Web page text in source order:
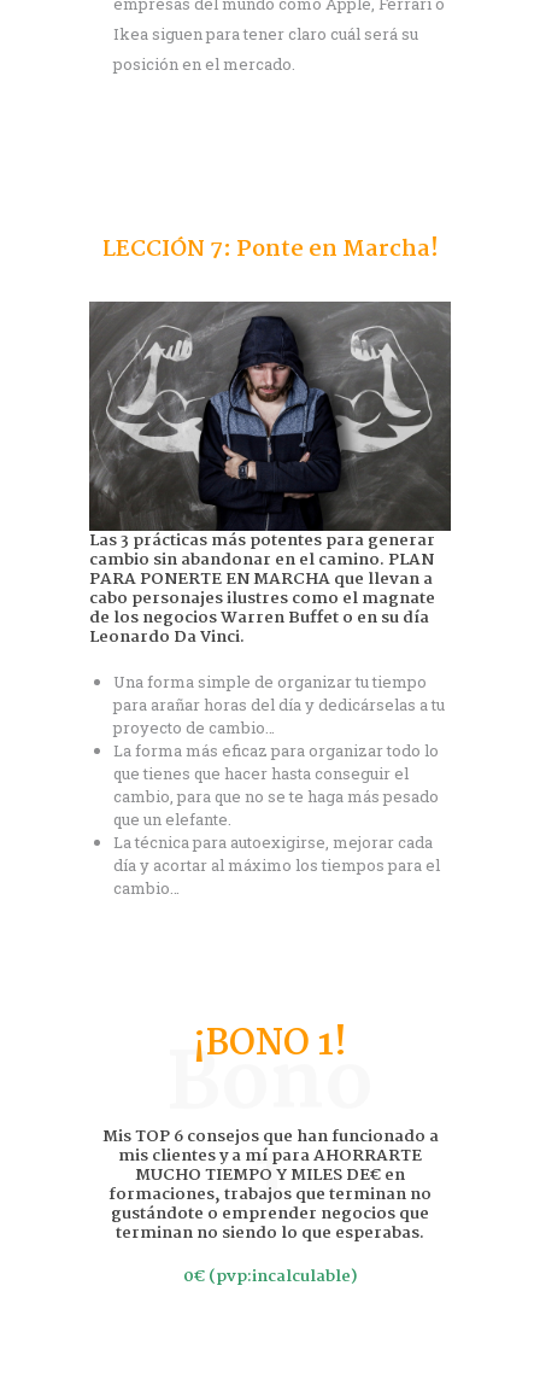
Ikea siguen para tener claro cuál será su
posición en el mercado.
LECCIÓN 7: Ponte en Marcha!
Las 3 prácticas más potentes para generar
cambio sin abandonar en el camino. PLAN
PARA PONERTE EN MARCHA que llevan a
cabo personajes ilustres como el magnate
de los negocios Warren Buffet o en su día
Leonardo Da Vinci.
Una forma simple de organizar tu tiempo
para arañar horas del día y dedicárselas a tu
proyecto de cambio…
La forma más eficaz para organizar todo lo
que tienes que hacer hasta conseguir el
cambio, para que no se te haga más pesado
que un elefante.
La técnica para autoexigirse, mejorar cada
día y acortar al máximo los tiempos para el
cambio…
¡BONO 1!
Bono
1
Mis TOP 6 consejos que han funcionado a
mis clientes y a mí para AHORRARTE
MUCHO TIEMPO Y MILES DE€ en
formaciones, trabajos que terminan no
gustándote o emprender negocios que
terminan no siendo lo que esperabas.
0€(pvp:incalculable)